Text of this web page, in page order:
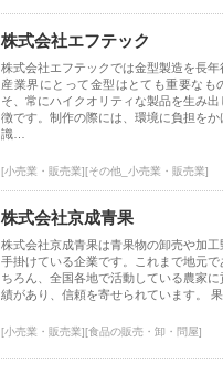
株式会社エフテック
株式会社エフテックでは金型製造を長年
産業界にとって金型はとても重要なも
そ、常にハイクオリティな製品を生み
徴です。制作の際には、環境に負担を
識…
[小売業・販売業][その他_小売業・販売業]
株式会社京成青果
株式会社京成青果は青果物の卸売や加工
手掛けている企業です。これまで地元で
ちろん、全国各地で活動している農家
績があり、信頼を寄せられています。
[小売業・販売業][食品の販売・卸・問屋]